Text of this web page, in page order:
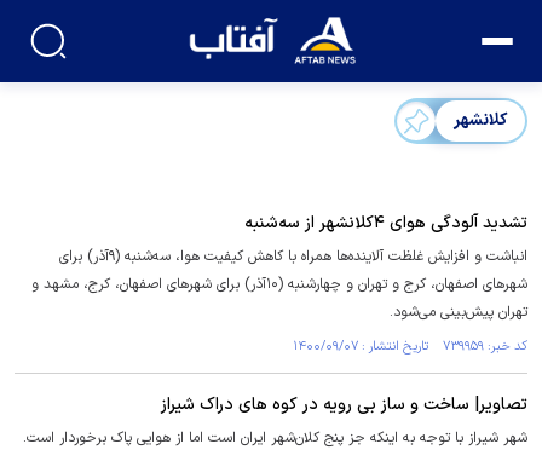
کلانشهر
تشدید آلودگی هوای ۴کلانشهر از سه‌شنبه
انباشت و افزایش غلظت آلاینده‌ها همراه با کاهش کیفیت هوا، سه‌شنبه (۹آذر) برای
شهر‌های اصفهان، کرج و تهران و چهارشنبه (۱۰آذر) برای شهر‌های اصفهان، کرج، مشهد و
تهران پیش‌بینی می‌شود.
کد خبر: ۷۳۹۹۵۹ تاریخ انتشار : ۱۴۰۰/۰۹/۰۷
تصاویر| ساخت و ساز بی رویه در کوه های دراک شیراز
شهر شیراز با توجه به اینکه جز پنج کلان‌شهر ایران است اما از هوایی پاک برخوردار است.